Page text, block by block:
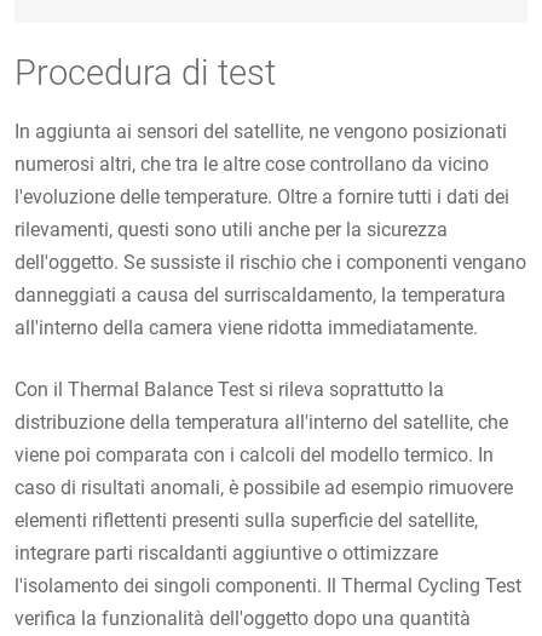
Procedura di test
In aggiunta ai sensori del satellite, ne vengono posizionati
numerosi altri, che tra le altre cose controllano da vicino
l'evoluzione delle temperature. Oltre a fornire tutti i dati dei
rilevamenti, questi sono utili anche per la sicurezza
dell'oggetto. Se sussiste il rischio che i componenti vengano
danneggiati a causa del surriscaldamento, la temperatura
all'interno della camera viene ridotta immediatamente.
Con il Thermal Balance Test si rileva soprattutto la
distribuzione della temperatura all'interno del satellite, che
viene poi comparata con i calcoli del modello termico. In
caso di risultati anomali, è possibile ad esempio rimuovere
elementi riflettenti presenti sulla superficie del satellite,
integrare parti riscaldanti aggiuntive o ottimizzare
l'isolamento dei singoli componenti. Il Thermal Cycling Test
verifica la funzionalità dell'oggetto dopo una quantità